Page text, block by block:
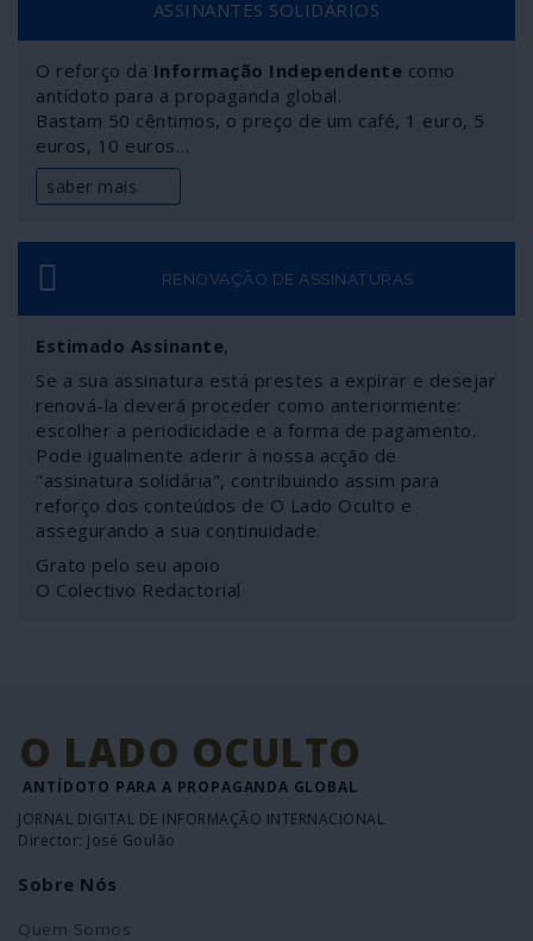
e pretende administrar todo o planeta. Em Portugal a
NATO não se discute, engendrando-se assim um
conflito constitucional com o qual sucessivos governos
têm vivido muito bem. O povo e a democracia é que não.
ASSINANTES SOLIDÁRIOS
O reforço da Informação Independente como
antídoto para a propaganda global.
Bastam 50 cêntimos, o preço de um café, 1 euro, 5
euros, 10 euros…
saber mais
RENOVAÇÃO DE ASSINATURAS
Estimado Assinante,
Se a sua assinatura está prestes a expirar e desejar
renová-la deverá proceder como anteriormente:
escolher a periodicidade e a forma de pagamento.
Pode igualmente aderir à nossa acção de
"assinatura solidária", contribuindo assim para
reforço dos conteúdos de O Lado Oculto e
assegurando a sua continuidade.
Grato pelo seu apoio
O Colectivo Redactorial
O LADO OCULTO
ANTÍDOTO PARA A PROPAGANDA GLOBAL
JORNAL DIGITAL DE INFORMAÇÃO INTERNACIONAL
Director: José Goulão
Sobre Nós
Quem Somos